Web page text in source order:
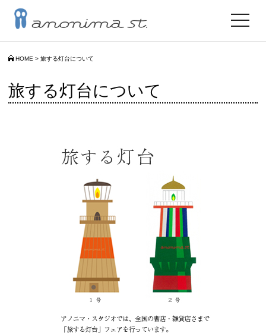
HOME > 旅する灯台について
toggle
旅する灯台について